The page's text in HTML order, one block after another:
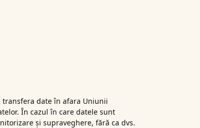
transfera date în afara Uniunii
În cazul în care datele sunt
și supraveghere, fără ca dvs.